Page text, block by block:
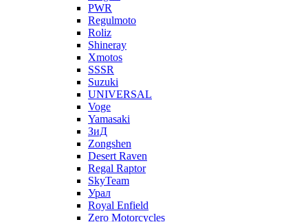
PWR
Regulmoto
Roliz
Shineray
Xmotos
SSSR
Suzuki
UNIVERSAL
Voge
Yamasaki
ЗиД
Zongshen
Desert Raven
Regal Raptor
SkyTeam
Урал
Royal Enfield
Zero Motorcycles